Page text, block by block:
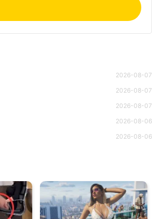
2026-08-07
2026-08-07
2026-08-07
2026-08-06
2026-08-06